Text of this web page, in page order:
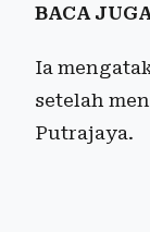
BACA
Ia
setelah
Putrajaya.